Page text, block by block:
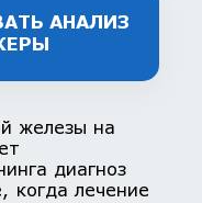
АНАЛИЗ
железы на
диагноз
когда лечение